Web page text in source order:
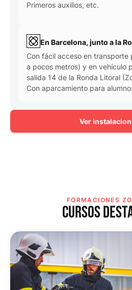
Primeros auxilios, etc.
En Barcelona, junto a la
Con fácil acceso en
a pocos metros) y en vehículo
salida 14 de la Ronda Litoral
Con aparcamiento para
Ver
FORMACIONES
CURSOS